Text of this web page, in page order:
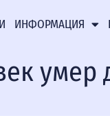
ИНФОРМАЦИЯ
умер